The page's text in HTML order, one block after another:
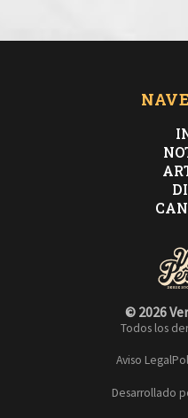
© 2026
Todos los
Aviso Legal
Desarrollado